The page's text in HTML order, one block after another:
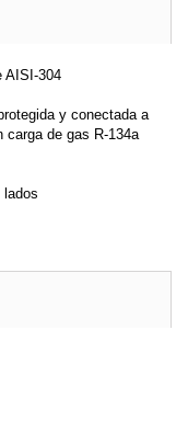
AISI-304
y conectada a
carga de gas R-134a
lados